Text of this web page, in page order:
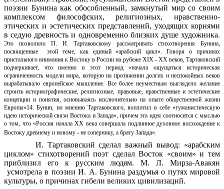
поэзии Бунина как обособленный, замкнутый мир со своим
комплексом философских, религиозных, нравственно-
этических и эстетических представлений, уходящих корнями
в седую древность и одновременно близких душе художника.
Это позволило П. И. Тартаковскому рассматривать стихотворения Бунина,
посвященные этой теме, как единый «арабский цикл». Говоря о причинах
пристального внимания к Востоку в России на рубеже XIX - XX веков, Тартаковский
подчеркивает, что именно в этот период «начала ощущаться историческая
ограниченность модели мира, которую на протяжении долгих и неспокойных веков
вырабатывало европейское мышление. Все более неуместным выглядело желание
строить историографические, религиозные, правовые, нравственные и эстетические
концепции и понятия, основываясь исключительно на опыте общественной жизни
Европы»14. Бунин, по мнению Тартаковского, воплотил в себе «гуманистическую
идею исторической связи Востока и Запада», причем эта идея соотносится с мыслью
о том, что «Россия начала XX века совершала подлинное духовное восхождение к
Востоку древнему и новому - не сопернику, а брату Запада».
И. Тартаковский сделал важный вывод: «арабским
циклом» стихотворений поэт сделал Восток «своим» и тем
приблизил его к русским людям. М. Л. Мирза-Авакян
усмотрела в поэзии И. А. Бунина раздумья о путях мировой
культуры, о причинах гибели великих цивилизаций.